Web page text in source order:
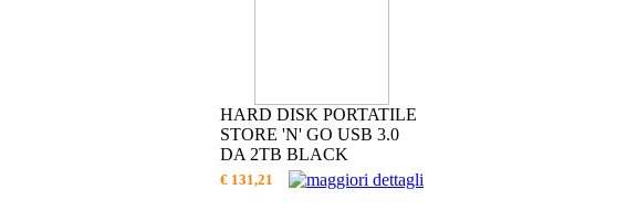
HARD DISK PORTATILE
STORE 'N' GO USB 3.0
DA 2TB BLACK
€ 131,21